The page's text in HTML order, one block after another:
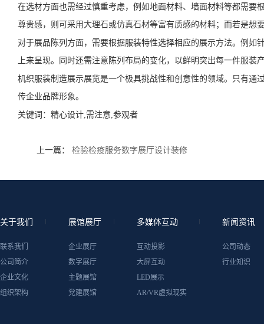
在选材方面也需经过慎重考虑，例如地面材料、墙面材料等都需
尊贵感，则可采用大理石或仿真石材等富有质感的材料；而若是想
对于展品陈列方面，需要根据服装特性选择相应的展示方法。例
上来呈现。同时还需注意陈列布局的变化，以鲜明突出每一件服装
机织服装制造展示展览是一个极具挑战性和创意性的领域。只有
传企业品牌形象。
关键词： 精心设计,需注意,参观者
上一篇： 检验检疫服务数字展厅设计装修
关于我们
联系我们
公司简介
企业文化
组织架构
展馆展厅
企业展厅
数字展厅
主题展馆
党建展馆
多媒体互动
互动投影
大屏互动
LED展示
AR/VR虚拟现实
新闻资讯
公司动态
行业知识